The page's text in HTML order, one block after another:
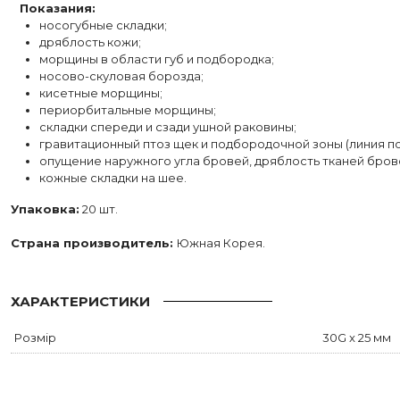
Показания:
носогубные складки;
дряблость кожи;
морщины в области губ и подбородка;
носово-скуловая борозда;
кисетные морщины;
периорбитальные морщины;
складки спереди и сзади ушной раковины;
гравитационный птоз щек и подбородочной зоны (линия
опущение наружного угла бровей, дряблость тканей
кожные складки на шее.
Упаковка: 20 шт.
Страна производитель: Южная Корея.
ХАРАКТЕРИСТИКИ
Розмір 30G x 25 мм